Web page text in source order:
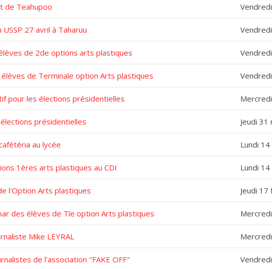
de Teahupoo
27 avril à Taharuu
de 2de options arts plastiques
de Terminale option Arts plastiques
pour les élections présidentielles
présidentielles Jeudi
au lycée Lundi
1ères arts plastiques au CDI Lundi
l'Option Arts plastiques Jeudi
des élèves de Tle option Arts plastiques
Mike LEYRAL
de l'association "FAKE OFF"